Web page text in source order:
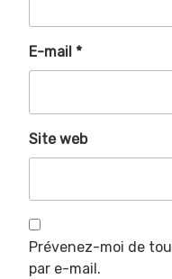
E-mail *
Site web
Prévenez-moi de
par e-mail.